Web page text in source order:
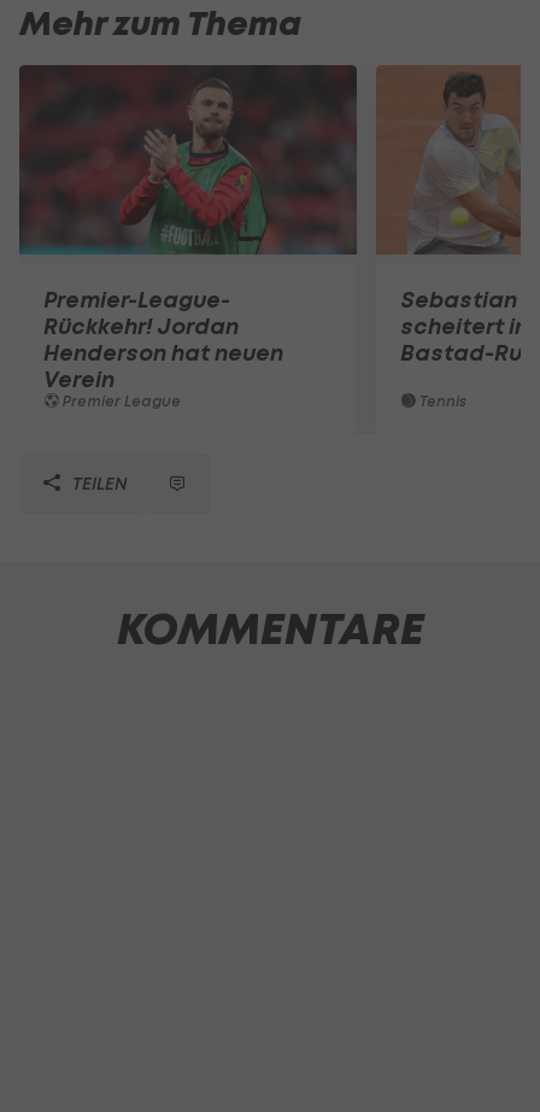
Mehr zum Thema
Premier-League-
Rückkehr! Jordan
Henderson hat neuen
Verein
Premier League
Sebastian
scheitert in
Bastad-
Tennis
TEILEN
KOMMENTARE